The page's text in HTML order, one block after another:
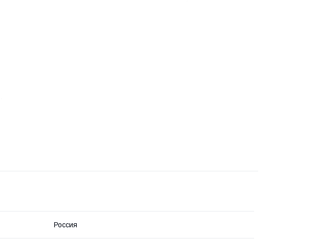
Россия